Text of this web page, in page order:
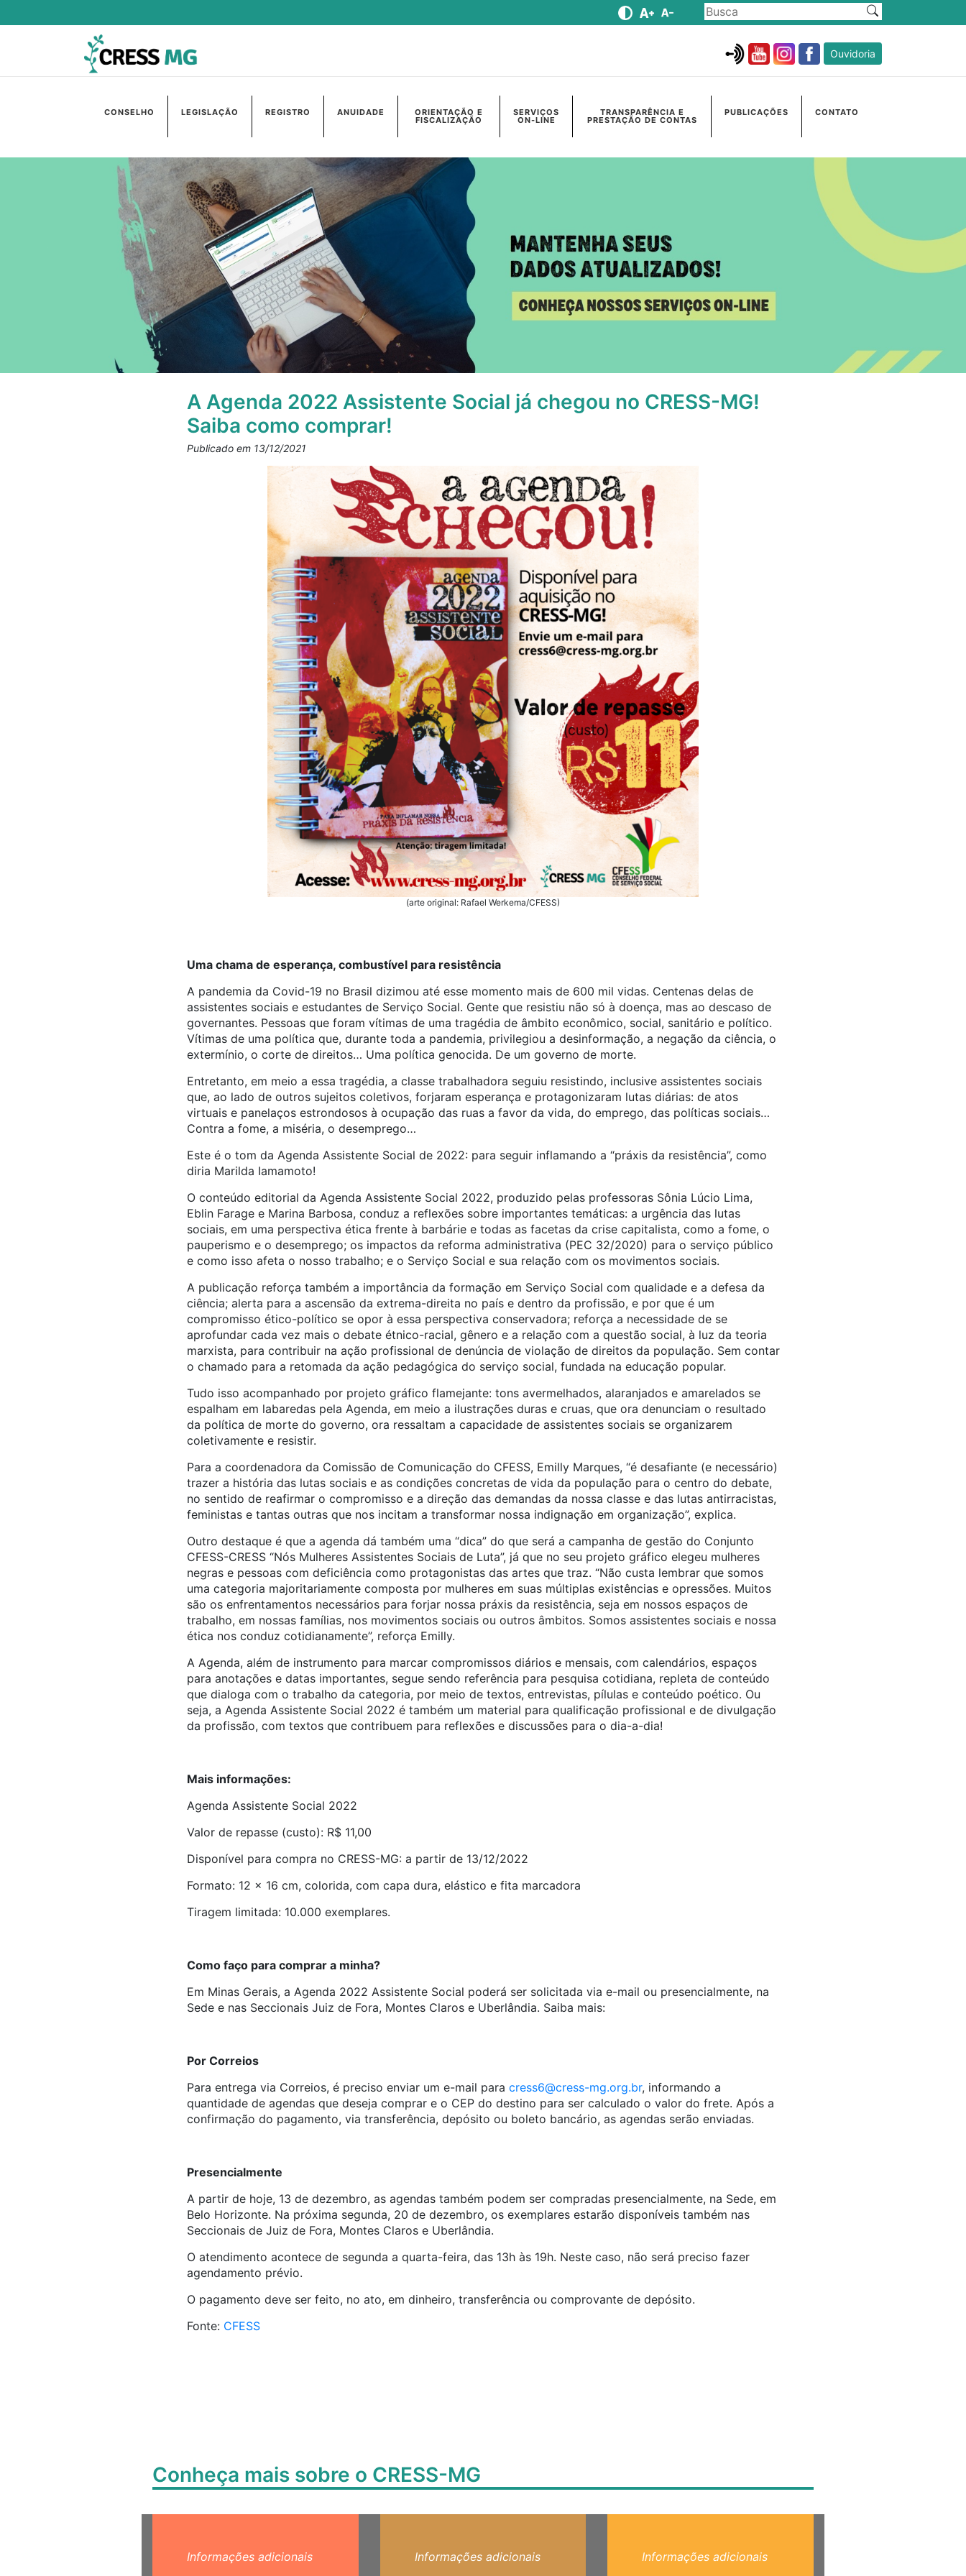
Ouvidoria
CONSELHO LEGISLAÇÃO REGISTRO ANUIDADE ORIENTAÇÃO E
FISCALIZAÇÃO
SERVIÇOS
ON-LINE
TRANSPARÊNCIA E
PRESTAÇÃO DE CONTAS
PUBLICAÇÕES CONTATO
A Agenda 2022 Assistente Social já chegou no CRESS-MG!
Saiba como comprar!
Publicado em 13/12/2021
(arte original: Rafael Werkema/CFESS)
Uma chama de esperança, combustível para resistência
A pandemia da Covid-19 no Brasil dizimou até esse momento mais de 600 mil vidas. Centenas delas de
assistentes sociais e estudantes de Serviço Social. Gente que resistiu não só à doença, mas ao descaso de
governantes. Pessoas que foram vítimas de uma tragédia de âmbito econômico, social, sanitário e político.
Vítimas de uma política que, durante toda a pandemia, privilegiou a desinformação, a negação da ciência, o
extermínio, o corte de direitos… Uma política genocida. De um governo de morte.
Entretanto, em meio a essa tragédia, a classe trabalhadora seguiu resistindo, inclusive assistentes sociais
que, ao lado de outros sujeitos coletivos, forjaram esperança e protagonizaram lutas diárias: de atos
virtuais e panelaços estrondosos à ocupação das ruas a favor da vida, do emprego, das políticas sociais…
Contra a fome, a miséria, o desemprego…
Este é o tom da Agenda Assistente Social de 2022: para seguir inflamando a “práxis da resistência”, como
diria Marilda Iamamoto!
O conteúdo editorial da Agenda Assistente Social 2022, produzido pelas professoras Sônia Lúcio Lima,
Eblin Farage e Marina Barbosa, conduz a reflexões sobre importantes temáticas: a urgência das lutas
sociais, em uma perspectiva ética frente à barbárie e todas as facetas da crise capitalista, como a fome, o
pauperismo e o desemprego; os impactos da reforma administrativa (PEC 32/2020) para o serviço público
e como isso afeta o nosso trabalho; e o Serviço Social e sua relação com os movimentos sociais.
A publicação reforça também a importância da formação em Serviço Social com qualidade e a defesa da
ciência; alerta para a ascensão da extrema-direita no país e dentro da profissão, e por que é um
compromisso ético-político se opor à essa perspectiva conservadora; reforça a necessidade de se
aprofundar cada vez mais o debate étnico-racial, gênero e a relação com a questão social, à luz da teoria
marxista, para contribuir na ação profissional de denúncia de violação de direitos da população. Sem contar
o chamado para a retomada da ação pedagógica do serviço social, fundada na educação popular.
Tudo isso acompanhado por projeto gráfico flamejante: tons avermelhados, alaranjados e amarelados se
espalham em labaredas pela Agenda, em meio a ilustrações duras e cruas, que ora denunciam o resultado
da política de morte do governo, ora ressaltam a capacidade de assistentes sociais se organizarem
coletivamente e resistir.
Para a coordenadora da Comissão de Comunicação do CFESS, Emilly Marques, “é desafiante (e necessário)
trazer a história das lutas sociais e as condições concretas de vida da população para o centro do debate,
no sentido de reafirmar o compromisso e a direção das demandas da nossa classe e das lutas antirracistas,
feministas e tantas outras que nos incitam a transformar nossa indignação em organização”, explica.
Outro destaque é que a agenda dá também uma “dica” do que será a campanha de gestão do Conjunto
CFESS-CRESS “Nós Mulheres Assistentes Sociais de Luta”, já que no seu projeto gráfico elegeu mulheres
negras e pessoas com deficiência como protagonistas das artes que traz. “Não custa lembrar que somos
uma categoria majoritariamente composta por mulheres em suas múltiplas existências e opressões. Muitos
são os enfrentamentos necessários para forjar nossa práxis da resistência, seja em nossos espaços de
trabalho, em nossas famílias, nos movimentos sociais ou outros âmbitos. Somos assistentes sociais e nossa
ética nos conduz cotidianamente”, reforça Emilly.
A Agenda, além de instrumento para marcar compromissos diários e mensais, com calendários, espaços
para anotações e datas importantes, segue sendo referência para pesquisa cotidiana, repleta de conteúdo
que dialoga com o trabalho da categoria, por meio de textos, entrevistas, pílulas e conteúdo poético. Ou
seja, a Agenda Assistente Social 2022 é também um material para qualificação profissional e de divulgação
da profissão, com textos que contribuem para reflexões e discussões para o dia-a-dia!
Mais informações:
Agenda Assistente Social 2022
Valor de repasse (custo): R$ 11,00
Disponível para compra no CRESS-MG: a partir de 13/12/2022
Formato: 12 x 16 cm, colorida, com capa dura, elástico e fita marcadora
Tiragem limitada: 10.000 exemplares.
Como faço para comprar a minha?
Em Minas Gerais, a Agenda 2022 Assistente Social poderá ser solicitada via e-mail ou presencialmente, na
Sede e nas Seccionais Juiz de Fora, Montes Claros e Uberlândia. Saiba mais:
Por Correios
Para entrega via Correios, é preciso enviar um e-mail para cress6@cress-mg.org.br, informando a
quantidade de agendas que deseja comprar e o CEP do destino para ser calculado o valor do frete. Após a
confirmação do pagamento, via transferência, depósito ou boleto bancário, as agendas serão enviadas.
Presencialmente
A partir de hoje, 13 de dezembro, as agendas também podem ser compradas presencialmente, na Sede, em
Belo Horizonte. Na próxima segunda, 20 de dezembro, os exemplares estarão disponíveis também nas
Seccionais de Juiz de Fora, Montes Claros e Uberlândia.
O atendimento acontece de segunda a quarta-feira, das 13h às 19h. Neste caso, não será preciso fazer
agendamento prévio.
O pagamento deve ser feito, no ato, em dinheiro, transferência ou comprovante de depósito.
Fonte: CFESS
Conheça mais sobre o CRESS-MG
Informações adicionais Informações adicionais Informações adicionais